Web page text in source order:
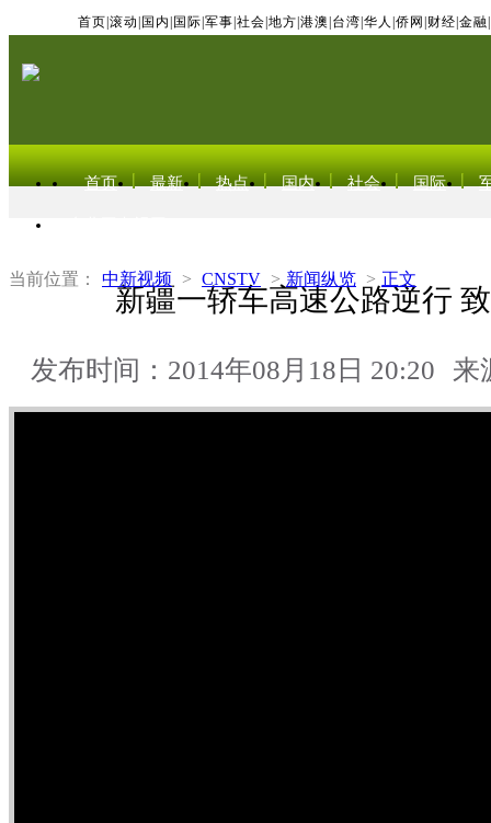
首页 滚动 国内 国际 军事 社会 地方 港澳 台湾 华人 侨网 财经 金融
首页 最新 热点 国内 社会 国际
当前位置： 中新视频 > CNSTV > 新闻纵览 > 正文
新疆一轿车高速公路逆行
发布时间：2014年08月18日 20:20 来